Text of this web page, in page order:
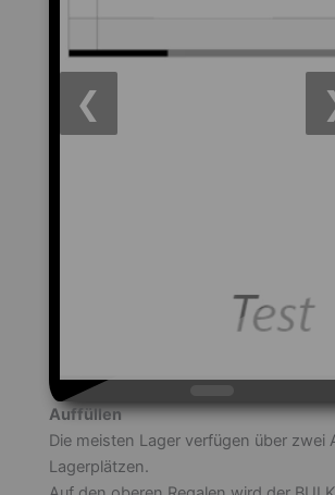
❮
Auffüllen
Die meisten Lager verfügen über zwei
Lagerplätzen.